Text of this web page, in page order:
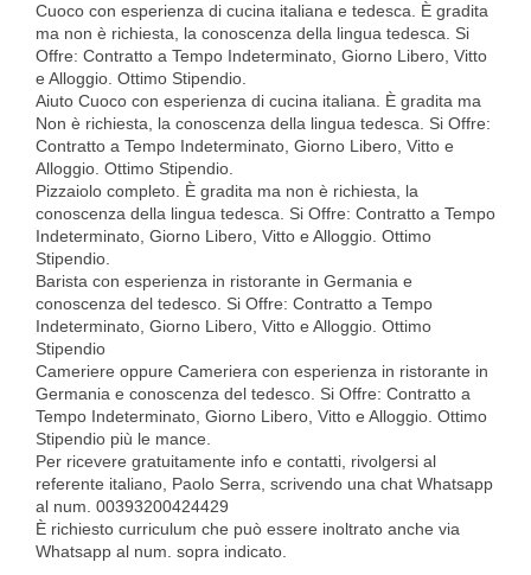
Cuoco con esperienza di cucina italiana e tedesca. È gradita
ma non è richiesta, la conoscenza della lingua tedesca. Si
Offre: Contratto a Tempo Indeterminato, Giorno Libero, Vitto
e Alloggio. Ottimo Stipendio.
Aiuto Cuoco con esperienza di cucina italiana. È gradita ma
Non è richiesta, la conoscenza della lingua tedesca. Si Offre:
Contratto a Tempo Indeterminato, Giorno Libero, Vitto e
Alloggio. Ottimo Stipendio.
Pizzaiolo completo. È gradita ma non è richiesta, la
conoscenza della lingua tedesca. Si Offre: Contratto a Tempo
Indeterminato, Giorno Libero, Vitto e Alloggio. Ottimo
Stipendio.
Barista con esperienza in ristorante in Germania e
conoscenza del tedesco. Si Offre: Contratto a Tempo
Indeterminato, Giorno Libero, Vitto e Alloggio. Ottimo
Stipendio
Cameriere oppure Cameriera con esperienza in ristorante in
Germania e conoscenza del tedesco. Si Offre: Contratto a
Tempo Indeterminato, Giorno Libero, Vitto e Alloggio. Ottimo
Stipendio più le mance.
Per ricevere gratuitamente info e contatti, rivolgersi al
referente italiano, Paolo Serra, scrivendo una chat Whatsapp
al num. 00393200424429
È richiesto curriculum che può essere inoltrato anche via
Whatsapp al num. sopra indicato.